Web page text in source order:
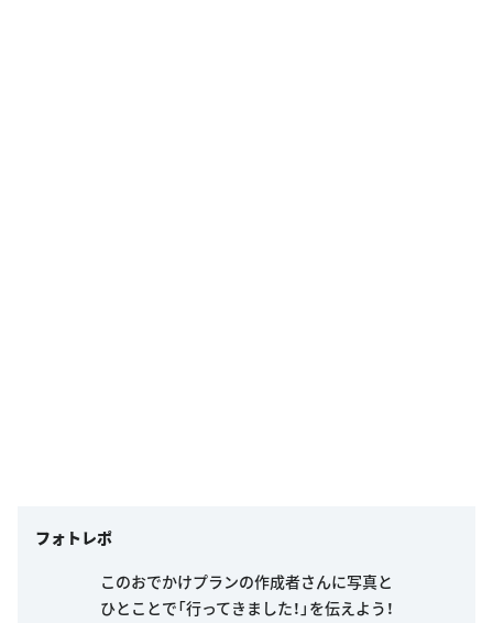
フォトレポ
このおでかけプランの作成者さんに写真と
ひとことで「行ってきました！」を伝えよう！